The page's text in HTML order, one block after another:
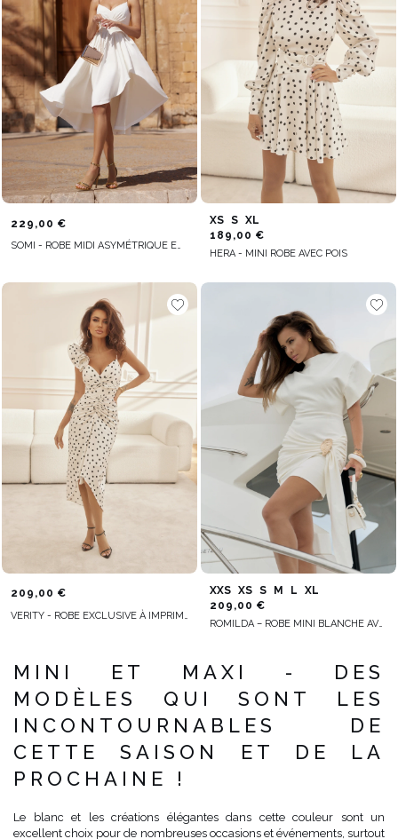
229,00 €
SOMI - ROBE MIDI ASYMÉTRIQUE EN CRÈME
XS S XL
189,00 €
HERA - MINI ROBE AVEC POIS
209,00 € XXS XS S M L
XL
209,00 €
ROMILDA – ROBE MINI BLANCHE AVEC DÉCOUPE DÉCORATIVE
MINI ET MAXI - DES
MODÈLES QUI SONT LES
INCONTOURNABLES DE
CETTE SAISON ET DE LA
PROCHAINE !
Le blanc et les créations élégantes dans cette couleur sont un
excellent choix pour de nombreuses occasions et événements, surtout